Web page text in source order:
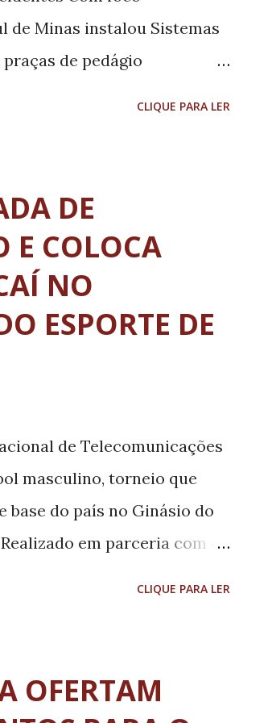
de Minas instalou Sistemas
de pedágio
internacional de
Os equipamentos foram
automático. Por
os SIVs exibem, em tempo
permitindo que o
Minas. Investimos
e conscient...
CLIQUE PARA LER
DE
E COLOCA
NO
ESPORTE DE
de Telecomunicações
masculino, torneio que
do país no Ginásio do
em parceria com o
Osasco, do SESI-SP e da
CLIQUE PARA LER
OFERTAM